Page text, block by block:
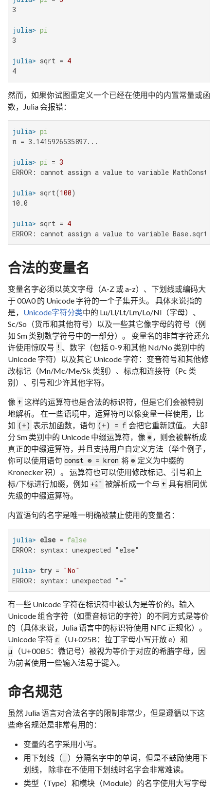
3
julia> pi
3
julia> sqrt = 4
4
然而，如果你试图重定义一个已经在使用中的内置常量或函
数，Julia 会报错：
julia> pi
π = 3.1415926535897...
julia> pi = 3
ERROR: cannot assign a value to variable
julia> sqrt(100
10.0
julia> sqrt = 4
ERROR: cannot assign a value to variable Base.sqrt
合法的变量名
变量名字必须以英文字母（A-Z 或 a-z）、下划线或编码大
于 00A0 的 Unicode 字符的一个子集开头。 具体来说指的
是， Unicode字符分类中的 Lu/Ll/Lt/Lm/Lo/Nl（字母）、
Sc/So（货币和其他符号）以及一些其它像字母的符号（例
如 Sm 类别数学符号中的一部分）。 变量名的非首字符还允
许使用惊叹号 ! 、数字（包括 0-9 和其他 Nd/No 类别中的
Unicode 字符）以及其它 Unicode 字符：变音符号和其他修
改标记（Mn/Mc/Me/Sk 类别）、标点和连接符（Pc 类
别）、引号和少许其他字符。
像 + 这样的运算符也是合法的标识符，但是它们会被特别
地解析。 在一些语境中，运算符可以像变量一样使用，比
如 (+) 表示加函数，语句 (+) = f 会把它重新赋值。 大部
分 Sm 类别中的 Unicode 中缀运算符，像 ⊕ ，则会被解析成
真正的中缀运算符，并且支持用户自定义方法（举个例子，
你可以使用语句 const ⊗ = kron 将 ⊗ 定义为中缀的
Kronecker 积）。 运算符也可以使用修改标记、引号和上
标/下标进行加缀，例如 +̂ₐ″ 被解析成一个与 + 具有相同优
先级的中缀运算符。
内置语句的名字是唯一明确被禁止使用的变量名：
julia> else = false
ERROR: syntax: unexpected "else"
julia> try = "No"
ERROR: syntax: unexpected "="
有一些 Unicode 字符在标识符中被认为是等价的。输入
Unicode 组合字符（如重音标记的字符）的不同方式是等价
的（具体来说，Julia 语言中的标识符使用 NFC 正规化）。
Unicode 字符 ɛ （U+025B：拉丁字母小写开放 e）和
µ
（U+00B5：微记号）被视为等价于对应的希腊字母，因
为前者使用一些输入法易于键入。
命名规范
虽然 Julia 语言对合法名字的限制非常少，但是遵循以下这
些命名规范是非常有用的：
变量的名字采用小写。
用下划线（
）分隔名字中的单词，但是不鼓励使用下
划线， 除非在不使用下划线时名字会非常难读。
类型（Type）和模块（Module）的名字使用大写字母